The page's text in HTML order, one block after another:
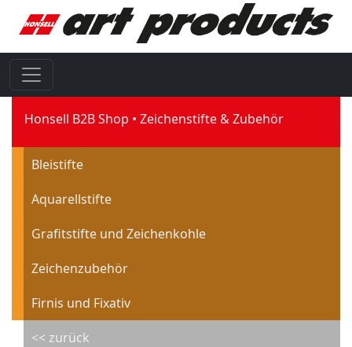
Honsell B2B Shop Zeichenstifte & Zubehör
Bleistifte
Aquarellstifte
Grafitstifte und Zeichenkohle
Zeichenzubehör
Firnis und Fixativ
<< zurück